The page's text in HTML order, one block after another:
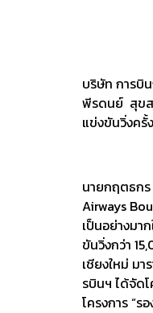
บริษัท การบิ
พีรดนย์ สุขส
แข่งขันวิ่งครั้
นายกฤตธกร
Airways
เป็นอย่างมา
ขันวิ่งกว่า
เชียงใหม่ ม
รบินฯ ได้จัดโ
โครงการ “ร